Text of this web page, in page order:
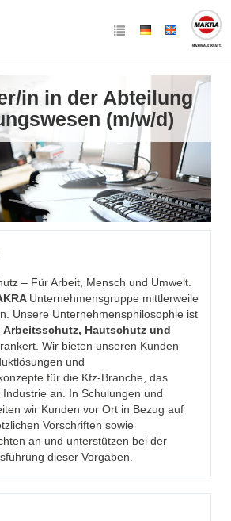
in in der Abteilung
(m/w/d)
– Für Arbeit, Mensch und Umwelt.
Unternehmensgruppe mittlerweile
Unsere Unternehmensphilosophie ist
Arbeitsschutz, Hautschutz und
Wir bieten unseren Kunden
und
für die Kfz-Branche, das
an. In Schulungen und
wir Kunden vor Ort in Bezug auf
Vorschriften sowie
an und unterstützen bei der
dieser Vorgaben.